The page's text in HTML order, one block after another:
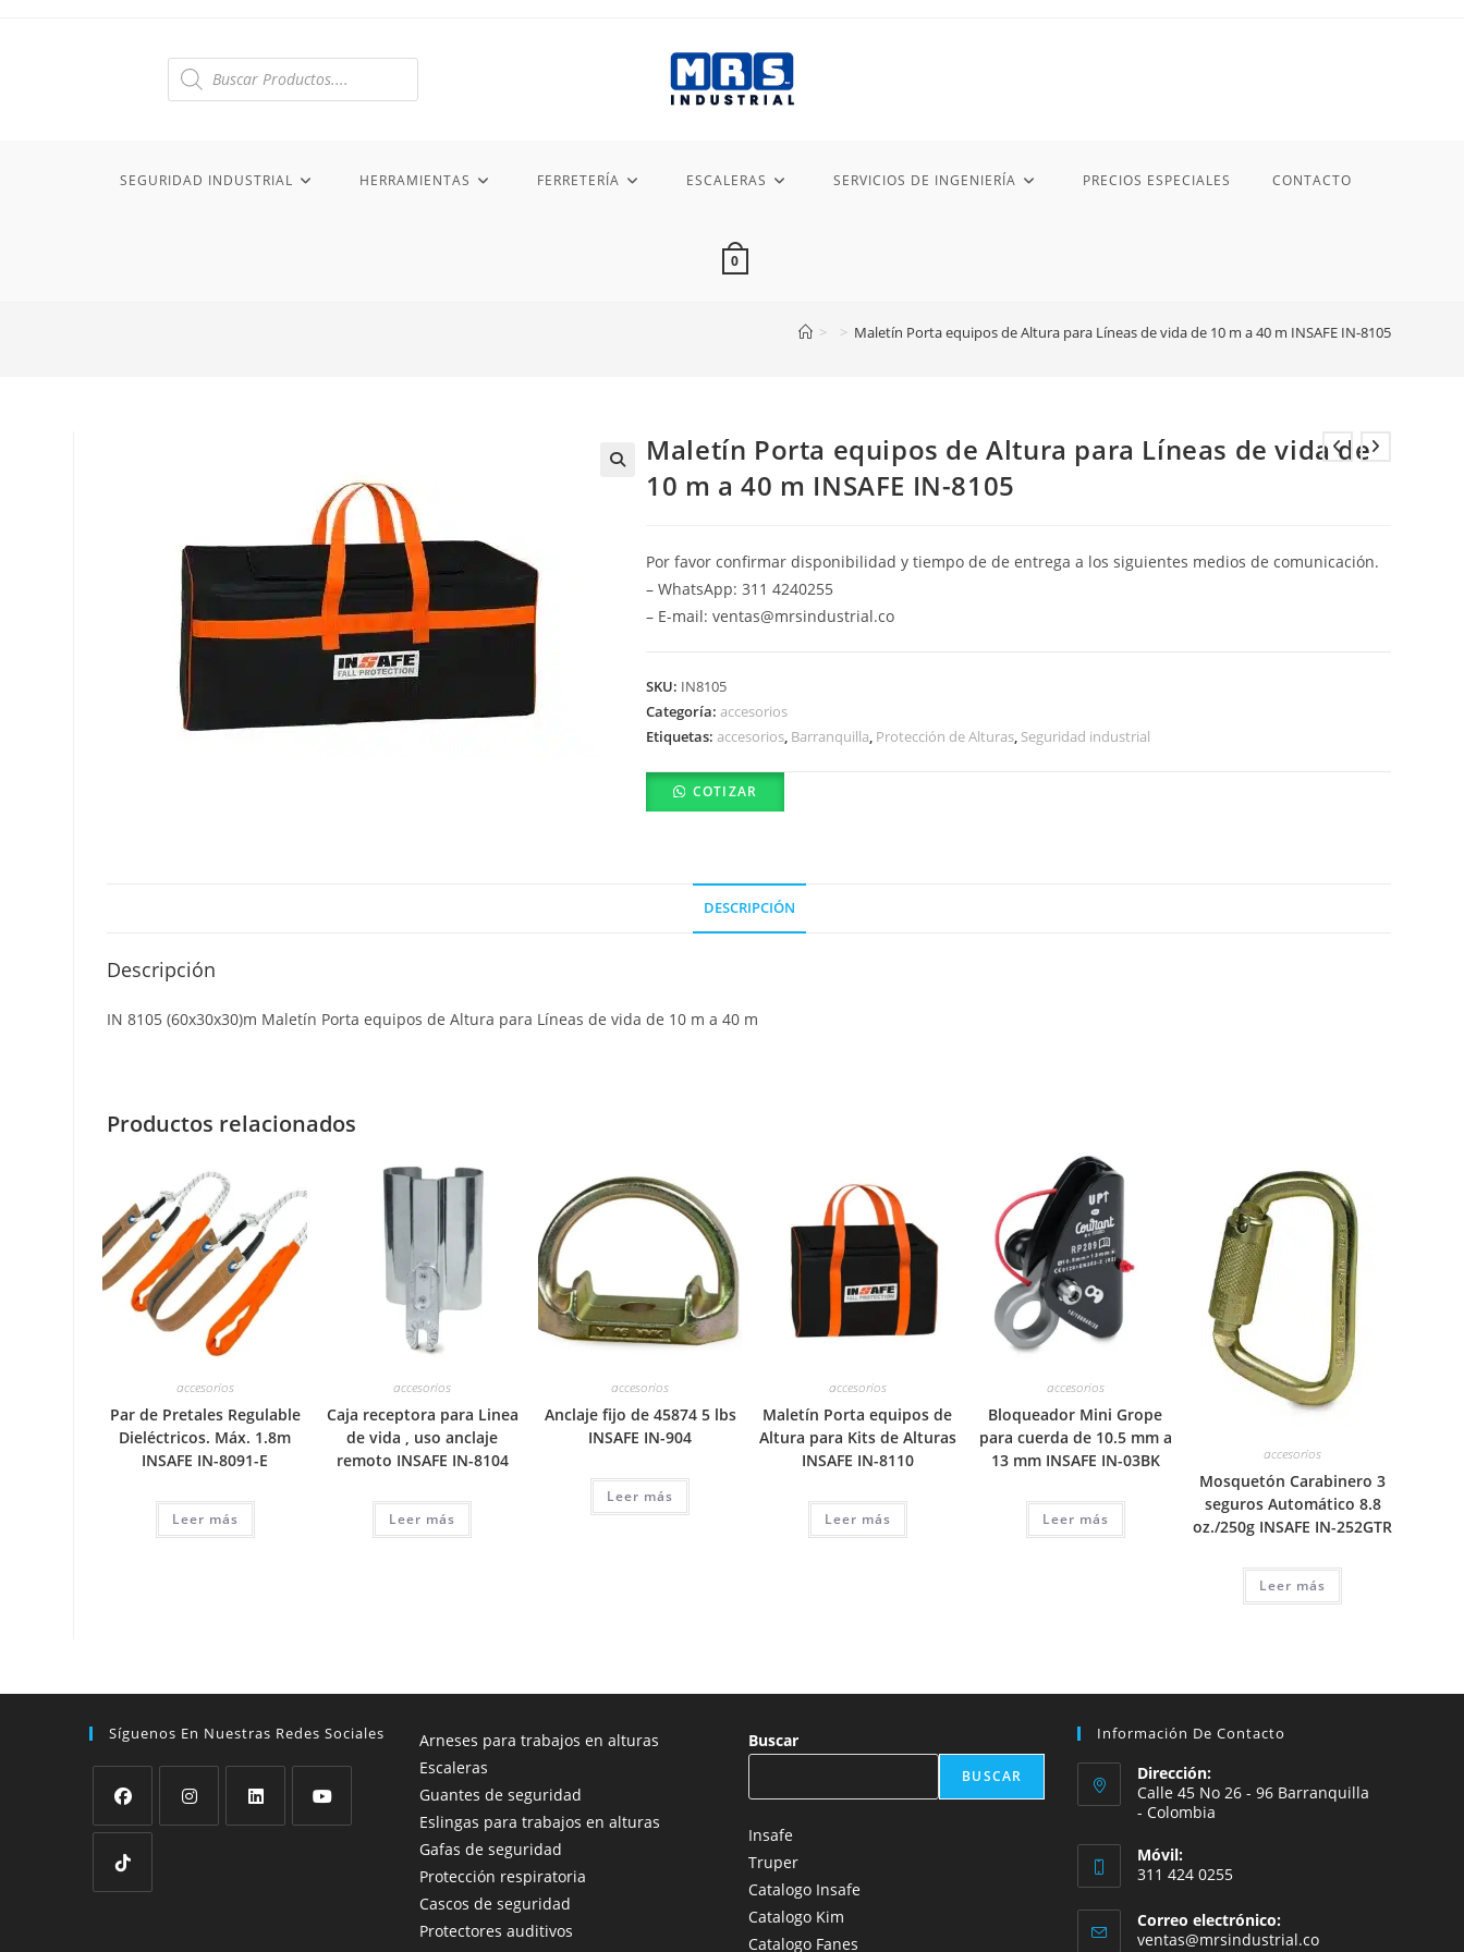
Búsqueda
SEGURIDAD INDUSTRIAL HERRAMIENTAS FERRETERÍA ESCALERAS SERVICIOS DE INGENIERÍA PRECIOS ESPECIALES CONTACTO
0
> > Maletín Porta equipos de Altura para Líneas de vida de 10 m a 40 m INSAFE IN-8105
Maletín Porta equipos de Altura para Líneas de vida de
10 m a 40 m INSAFE IN-8105
Por favor confirmar disponibilidad y tiempo de de entrega a los siguientes medios de comunicación.
– WhatsApp: 311 4240255
– E-mail: ventas@mrsindustrial.co
SKU: IN8105
Categoría:accesorios
Etiquetas:accesorios Barranquilla Protección de Alturas Seguridad industrial
COTIZAR
DESCRIPCIÓN
Descripción
IN 8105 (60x30x30)m Maletín Porta equipos de Altura para Líneas de vida de 10 m a 40 m
Productos relacionados
accesorios
Par de Pretales Regulable
Dieléctricos. Máx. 1.8m
INSAFE IN-8091-E
Leer más
accesorios
Caja receptora para Linea
de vida , uso anclaje
remoto INSAFE IN-8104
Leer más
accesorios
Anclaje fijo de 45874 5 lbs
INSAFE IN-904
Leer más
accesorios
Maletín Porta equipos de
Altura para Kits de Alturas
INSAFE IN-8110
Leer más
accesorios
Bloqueador Mini Grope
para cuerda de 10.5 mm a
13 mm INSAFE IN-03BK
Leer más
accesorios
Mosquetón Carabinero 3
seguros Automático 8.8
oz./250g INSAFE IN-252GTR
Leer más
Síguenos En Nuestras Redes Sociales
Se
abre
en
Arneses para trabajos en alturas
Escaleras
Guantes de seguridad
Eslingas para trabajos en alturas
Gafas de seguridad
Protección respiratoria
Cascos de seguridad
Protectores auditivos
Buscar
BUSCAR
Insafe
Truper
Catalogo Insafe
Catalogo Kim
Catalogo Fanes
Información De Contacto
Dirección:
Calle 45 No 26 - 96 Barranquilla
- Colombia
Móvil:
311 424 0255
Correo electrónico:
ventas@mrsindustrial.coSe